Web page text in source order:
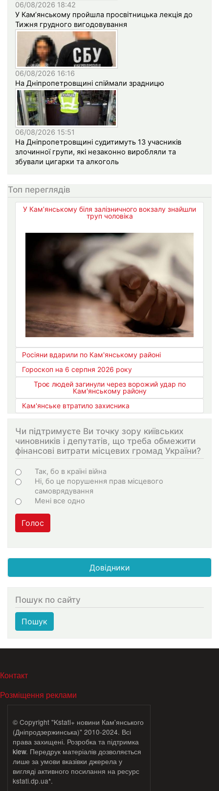
06/08/2026 18:42
У Кам’янському пройшла просвітницька лекція до
Тижня грудного вигодовування
06/08/2026 16:16
На Дніпропетровщині спіймали зрадницю
06/08/2026 15:51
На Дніпропетровщині судитимуть 13 учасників
злочинної групи, які незаконно виробляли та
збували цигарки та алкоголь
Топ переглядів
У Кам’янському біля залізничного вокзалу знайшли
труп чоловіка
Росіяни вдарили по Кам'янському районі
Гороскоп на 6 серпня 2026 року
Троє людей загинули через ворожий удар по
Кам'янському району
Кам'янське втратило захисника
Чи підтримуєте Ви точку зору київських
чиновників і депутатів, що треба обмежити
фінансові витрати місцевих громад України?
Варіанти
Так, бо в країні війна
Ні, бо це порушення прав місцевого
самоврядування
Мені все одно
Голос
Довідники
Пошук по сайту
Пошук
МЕНЮ В ПОДВАЛЕ
Контакт
Розміщення реклами
© Copyright "Kstati+ новини Кам'янського
(Дніпродзержинська)" 2010-2024. Всі
права захищені. Розробка та підтримка
klew. Передрук матеріалів дозволяється
лише за умови вказівки джерела у
вигляді активного посилання на ресурс
kstati.dp.ua*.